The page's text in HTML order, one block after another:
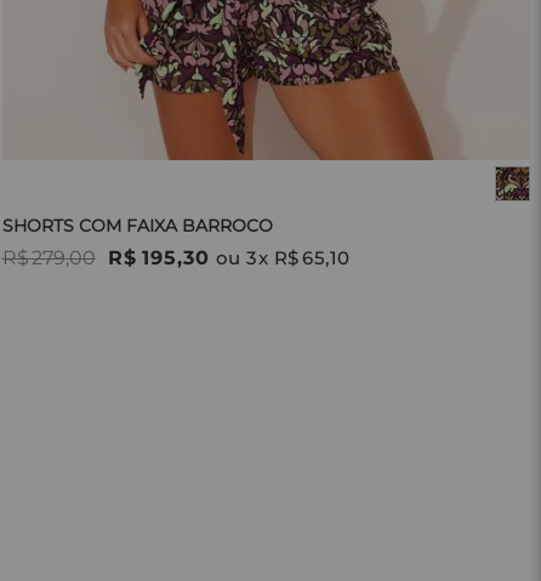
SHORTS COM FAIXA BARROCO
R$279,00 R$ 195,30 ou3x R$65,10